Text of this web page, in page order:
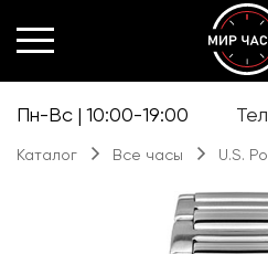
Пн-Вс | 10:00-19:00
Каталог Все часы U.S.